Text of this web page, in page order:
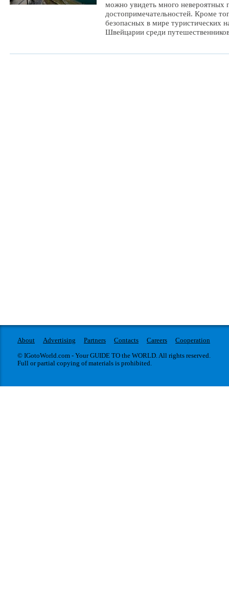
можно увидеть много невероятных
достопримечательностей. Кроме
безопасных в мире туристических
Швейцарии среди
About Advertising Partners Contacts Careers
Cooperation
© IGotoWorld.com - Your GUIDE TO the WORLD. All rights reserved.
Full or partial copying of materials is prohibited.